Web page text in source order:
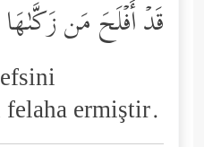
قَدۡ أَفۡلَحَ مَن زَكَّىٰهَا
ermiştir.